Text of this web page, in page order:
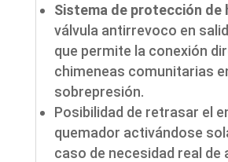
Sistema de protección de
válvula antirrevoco en
que permite la conexión
chimeneas comunitarias
sobrepresión.
Posibilidad de retrasar el
quemador activándose
caso de necesidad real de